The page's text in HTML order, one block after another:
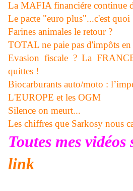
La MAFIA financiére continue
Le pacte "euro plus"...c'est quoi
Farines animales le retour ?
TOTAL ne paie pas d'impôts en
Evasion fiscale ? La
quittes !
Biocarburants auto/moto :
L'EUROPE et les OGM
Silence on meurt...
Les chiffres que Sarkosy nous
Toutes mes
link